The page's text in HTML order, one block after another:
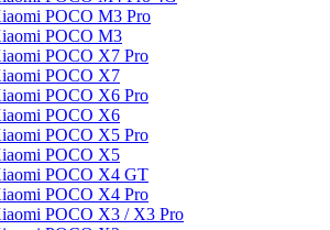
POCO M3 Pro
POCO M3
POCO X7 Pro
POCO X7
POCO X6 Pro
POCO X6
POCO X5 Pro
POCO X5
POCO X4 GT
POCO X4 Pro
POCO X3 / X3 Pro